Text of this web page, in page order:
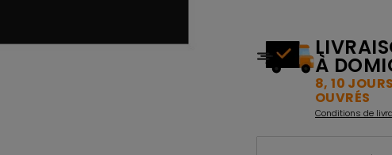
À
8, 10 JOURS
OUVRÉS
Conditions de